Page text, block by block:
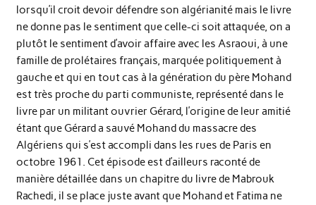
lorsqu’il croit devoir défendre son algérianité mais le livre
ne donne pas le sentiment que celle-ci soit attaquée, on a
plutôt le sentiment d’avoir affaire avec les Asraoui, à une
famille de prolétaires français, marquée politiquement à
gauche et qui en tout cas à la génération du père Mohand
est très proche du parti communiste, représenté dans le
livre par un militant ouvrier Gérard, l’origine de leur amitié
étant que Gérard a sauvé Mohand du massacre des
Algériens qui s’est accompli dans les rues de Paris en
octobre 1961. Cet épisode est d’ailleurs raconté de
manière détaillée dans un chapitre du livre de Mabrouk
Rachedi, il se place juste avant que Mohand et Fatima ne